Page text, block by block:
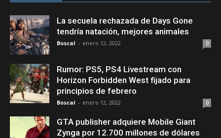
La secuela rechazada de Days Gone
tendría natación, mejores animales
Boscal - enero 12, 2022 0
Rumor: PS5, PS4 Livestream con
Horizon Forbidden West fijado para
principios de febrero
Boscal - enero 12, 2022 0
GTA publisher adquiere Mobile Giant
Zynga por 12.700 millones de dólares